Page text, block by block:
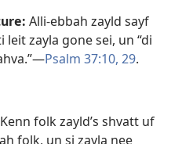
Alli-ebbah zayld sayf
zayla gone sei, un “di
Psalm 37:10, 29.
folk zayld’s shvatt uf
folk, un si zayla nee